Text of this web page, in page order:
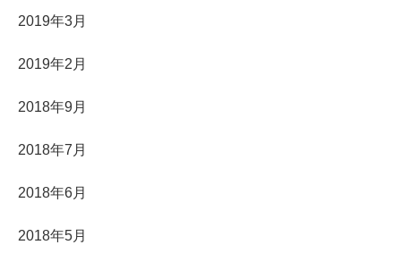
2019年3月
2019年2月
2018年9月
2018年7月
2018年6月
2018年5月